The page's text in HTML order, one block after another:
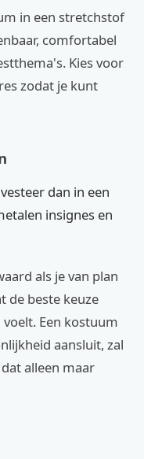
in een stretchstof
comfortabel
Kies voor
zodat je kunt
dan in een
insignes en
als je van plan
de beste keuze
Een kostuum
aansluit, zal
alleen maar